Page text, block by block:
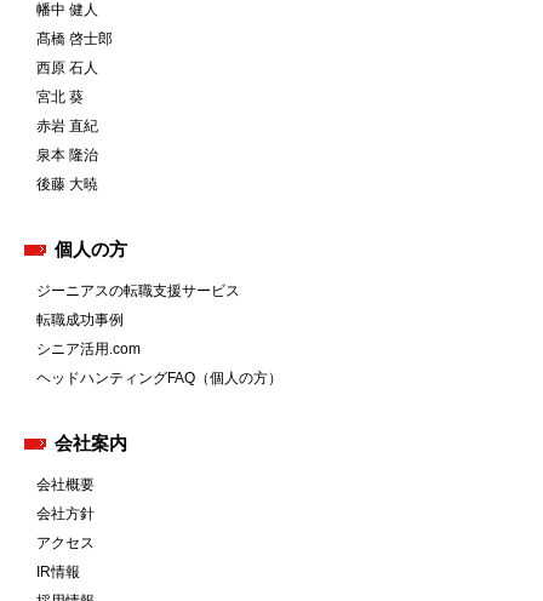
幡中 健人
髙橋 啓士郎
西原 石人
宮北 葵
赤岩 直紀
泉本 隆治
後藤 大暁
個人の方
ジーニアスの転職支援サービス
転職成功事例
シニア活用.com
ヘッドハンティングFAQ（個人の方）
会社案内
会社概要
会社方針
アクセス
IR情報